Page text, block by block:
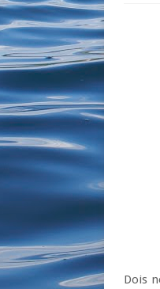
Dois